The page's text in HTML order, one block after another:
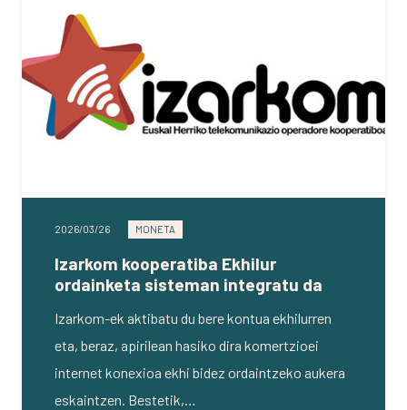
2026/03/26 MONETA
Izarkom kooperatiba Ekhilur
ordainketa sisteman integratu da
Izarkom-ek aktibatu du bere kontua ekhilurren
eta, beraz, apirilean hasiko dira komertzioei
internet konexioa ekhi bidez ordaintzeko aukera
eskaintzen. Bestetik,…